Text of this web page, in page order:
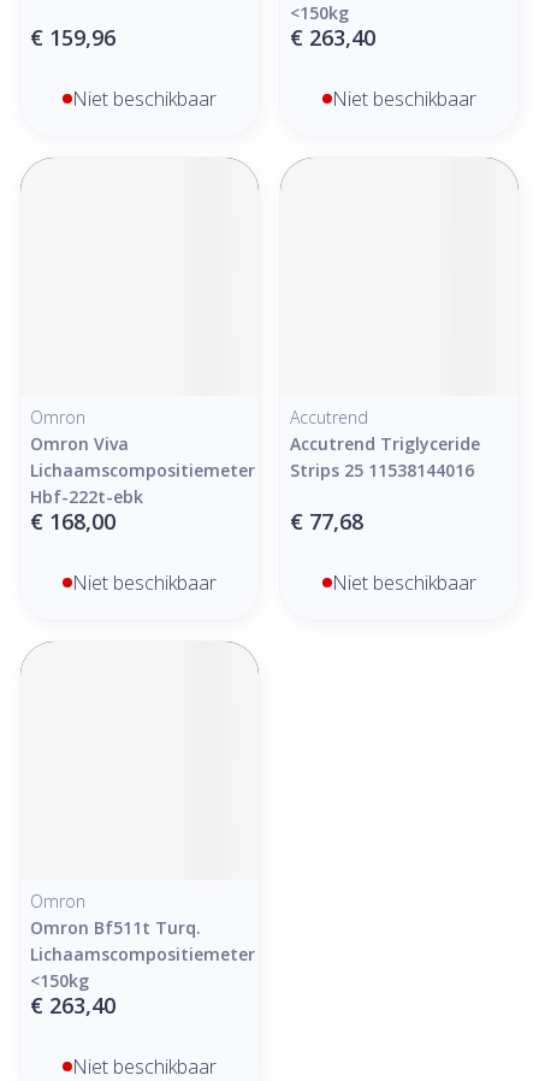
€ 159,96
Niet beschikbaar
<150kg
€ 263,40
Niet beschikbaar
Omron
Omron Viva
Lichaamscompositiemeter
Hbf-222t-ebk
€ 168,00
Niet beschikbaar
Accutrend
Accutrend Triglyceride
Strips 25 11538144016
€ 77,68
Niet beschikbaar
Omron
Omron Bf511t Turq.
Lichaamscompositiemeter
<150kg
€ 263,40
Niet beschikbaar